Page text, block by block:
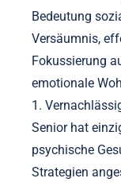
Bedeutung
Versäumnis,
Fokussierung
emotionale
1.
Senior hat
psychische
Strategien